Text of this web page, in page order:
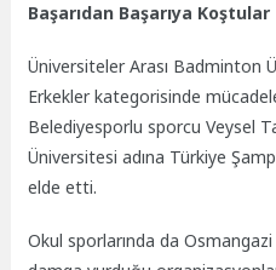
Başarıdan Başarıya Koştular
Üniversiteler Arası Badminton
Erkekler kategorisinde
Belediyesporlu sporcu Veysel
Üniversitesi adına Türkiye
elde etti.
Okul sporlarında da Osmangazi